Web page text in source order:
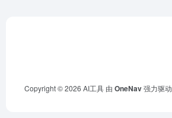
Copyright © 2026 AI工具 由 OneNav强力驱动